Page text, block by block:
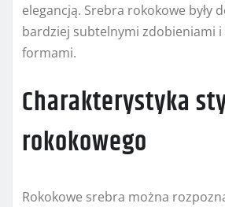
elegancją. Srebra rokokowe były
bardziej subtelnymi zdobieniami
formami.
Charakterystyka
rokokowego
Rokokowe srebra można